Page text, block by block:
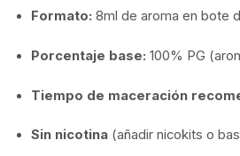
Formato: 8ml de aroma en bote
Porcentaje base: 100% PG
Tiempo de maceración
Sin nicotina (añadir nicokits o